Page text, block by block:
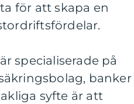
för att skapa en
specialiserade på
banker
syfte är att